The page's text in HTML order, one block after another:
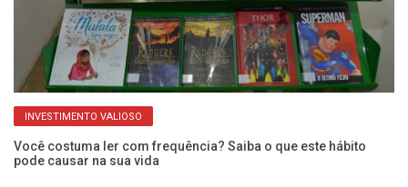
INVESTIMENTO VALIOSO
Você costuma ler com frequência? Saiba o que este hábito
pode causar na sua vida